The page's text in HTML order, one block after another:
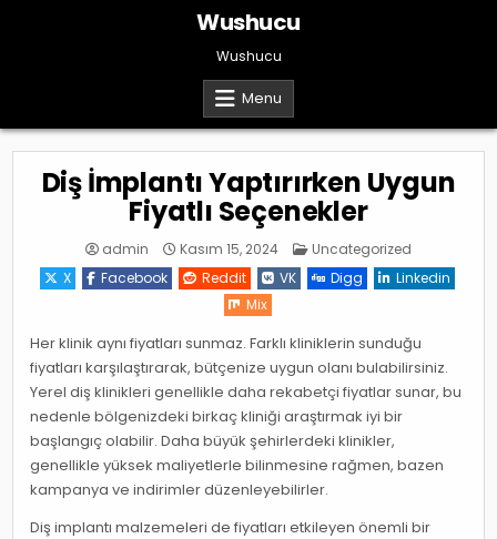
Wushucu
Wushucu
Menu
Diş İmplantı Yaptırırken Uygun
Fiyatlı Seçenekler
admin Kasım 15, 2024 Posted
Uncategorized
X
Facebook Reddit VK Digg
Linkedin
Mix
Her klinik aynı fiyatları sunmaz. Farklı kliniklerin sunduğu
fiyatları karşılaştırarak, bütçenize uygun olanı bulabilirsiniz.
Yerel diş klinikleri genellikle daha rekabetçi fiyatlar sunar, bu
nedenle bölgenizdeki birkaç kliniği araştırmak iyi bir
başlangıç olabilir. Daha büyük şehirlerdeki klinikler,
genellikle yüksek maliyetlerle bilinmesine rağmen, bazen
kampanya ve indirimler düzenleyebilirler.
Diş implantı malzemeleri de fiyatları etkileyen önemli bir